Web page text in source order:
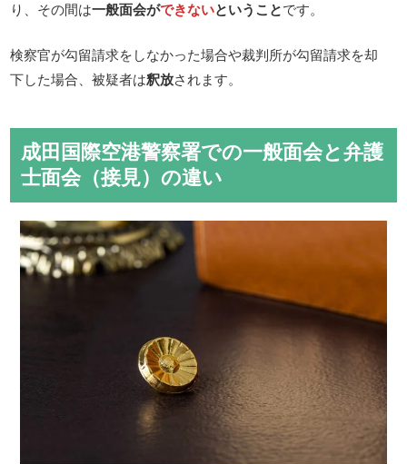
り、その間は一般面会ができないということです。
検察官が勾留請求をしなかった場合や裁判所が勾留請求を却
下した場合、被疑者は釈放されます。
成田国際空港警察署での一般面会と弁護
士面会（接見）の違い